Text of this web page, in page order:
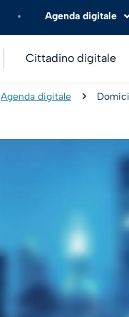
Agenda digitale
Cittadino digitale
Agenda digitale